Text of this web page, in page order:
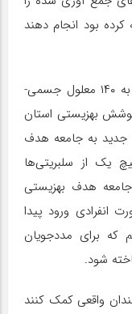
بود انجام دهند
وی تصریح کرد: در زلزله کرمانشاه نزدیک به ۱۴۰ معلول جسمی-
بهزیستی استان
۱۸۸ زن سرپرست جدید به جامعه هدف
یک از سلبریتی‌ها
جامعه هدف بهزیستی
انفرادی ورود پیدا
که برای مددجویان
شود.
واقعی کمک کنند